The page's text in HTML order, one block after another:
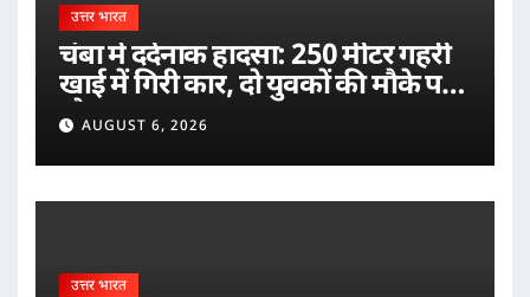
उत्तर भारत
चंबा में दर्दनाक हादसा: 250 मीटर गहरी
खाई में गिरी कार, दो युवकों की मौके पर
मौतAUGUST 6, 2026
उत्तर भारत